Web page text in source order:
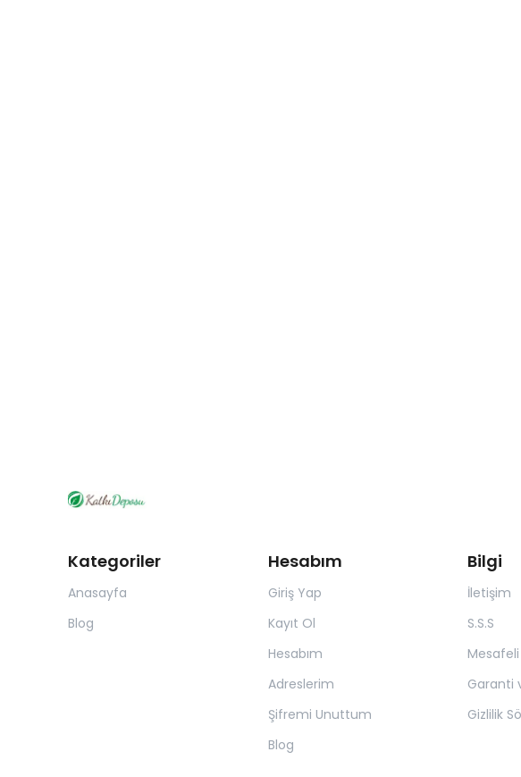
Kategoriler
Anasayfa
Blog
Hesabım
Giriş Yap
Kayıt Ol
Hesabım
Adreslerim
Şifremi Unuttum
Blog
Bilgi
İletişim
S.S.S
Mesafeli
Garanti
Gizlilik